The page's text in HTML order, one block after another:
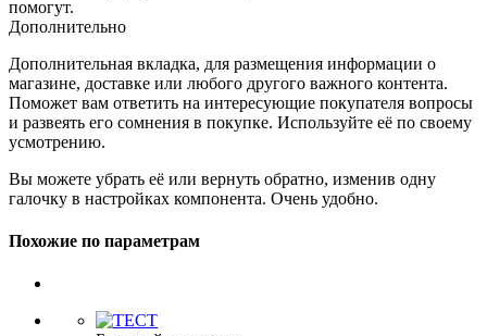
помогут.
Дополнительно
Дополнительная вкладка, для размещения информации о
магазине, доставке или любого другого важного контента.
Поможет вам ответить на интересующие покупателя вопросы
и развеять его сомнения в покупке. Используйте её по своему
усмотрению.
Вы можете убрать её или вернуть обратно, изменив одну
галочку в настройках компонента. Очень удобно.
Похожие по параметрам